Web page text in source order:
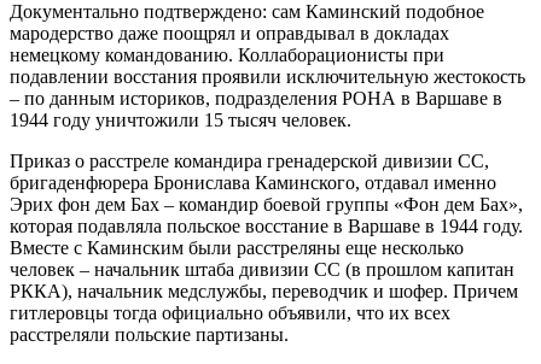
Документально подтверждено: сам Каминский подобное
мародерство даже поощрял и оправдывал в докладах
немецкому командованию. Коллаборационисты при
подавлении восстания проявили исключительную жестокость
– по данным историков, подразделения РОНА в Варшаве в
1944 году уничтожили 15 тысяч человек.
Приказ о расстреле командира гренадерской дивизии СС,
бригаденфюрера Бронислава Каминского, отдавал именно
Эрих фон дем Бах – командир боевой группы «Фон дем Бах»,
которая подавляла польское восстание в Варшаве в 1944 году.
Вместе с Каминским были расстреляны еще несколько
человек – начальник штаба дивизии СС (в прошлом капитан
РККА), начальник медслужбы, переводчик и шофер. Причем
гитлеровцы тогда официально объявили, что их всех
расстреляли польские партизаны.